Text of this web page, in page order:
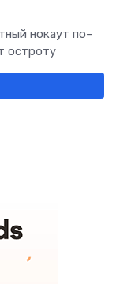
нокаут по–
остроту